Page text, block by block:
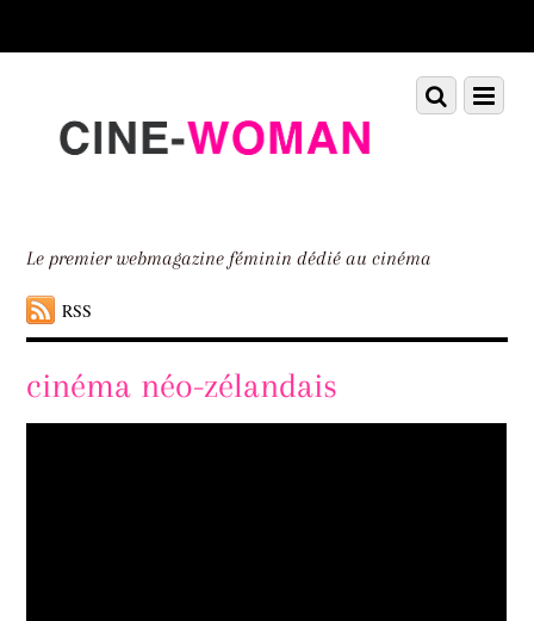
down
Le premier webmagazine féminin dédié au cinéma
RSS
Menu
Scroll
down
cinéma néo-zélandais